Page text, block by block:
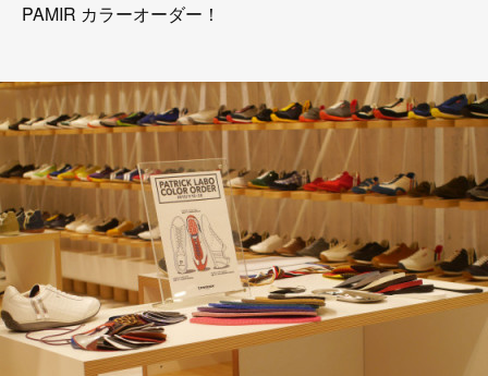
PAMIR カラーオーダー！